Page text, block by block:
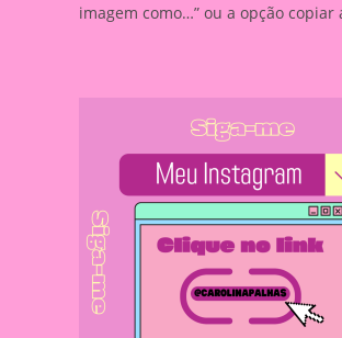
imagem como…” ou a opção